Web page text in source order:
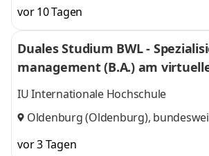
vor 10 Tagen
Duales Studium BWL -
management (B.A.) am
erspektive Oldenburg
IU Internationale Hochschule
Oldenburg (Oldenburg),
vor 3 Tagen